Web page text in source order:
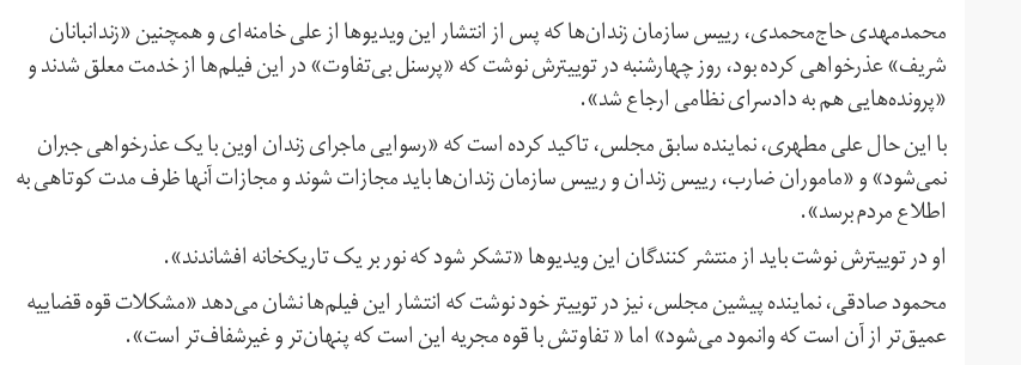
محمدمهدی حاج‌محمدی، رییس سازمان زندان‌ها که پس از انتشار این ویدیوها از علی خامنه‌ای و همچنین «زندانبانان
شریف» عذرخواهی کرده بود، روز چهارشنبه در توییترش نوشت که «پرسنل بی‌تفاوت» در این فیلم‌ها از خدمت معلق شدند و
«پرونده‌هایی هم به دادسرای نظامی ارجاع شد».
با این حال علی مطهری، نماینده سابق مجلس، تاکید کرده است که «رسوایی ماجرای زندان اوین با یک عذرخواهی جبران
نمی‌شود» و «ماموران ضارب، رییس زندان و رییس سازمان زندان‌ها باید مجازات شوند و مجازات آنها ظرف مدت کوتاهی به
اطلاع مردم برسد».
او در توییترش نوشت باید از منتشر کنندگان این ویدیوها «تشکر شود که نور بر یک تاریکخانه افشاندند».
محمود صادقی، نماینده پیشین مجلس، نیز در توییتر خود نوشت که انتشار این فیلم‌ها نشان می‌دهد «مشکلات قوه قضاییه
عمیق‌تر از آن است که وانمود می‌شود» اما « تفاوتش با قوه مجریه این است که پنهان‌تر و غیرشفاف‌تر است».